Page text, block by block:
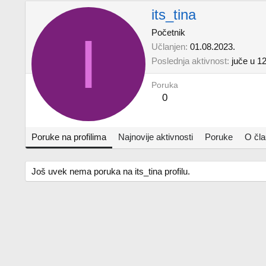
I
its_tina
Početnik
Učlanjen 01.08.2023.
Poslednja aktivnost juče u
Poruka
0
Poruke na profilima Najnovije aktivnosti Poruke O
Još uvek nema poruka na its_tina profilu.